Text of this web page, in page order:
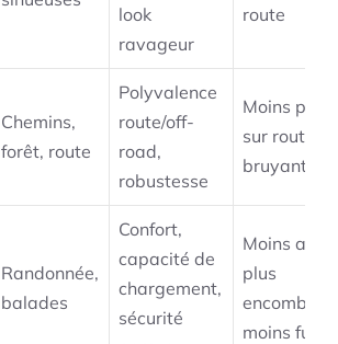
look
ravageur
route
Chemins,
forêt, route
Polyvalence
route/off-
road,
robustesse
Moins
sur route,
bruyant
Randonnée,
balades
Confort,
capacité de
chargement,
sécurité
Moins
plus
moins fun